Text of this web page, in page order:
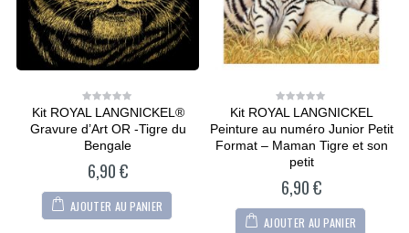
0
of
5
Kit ROYAL LANGNICKEL®
Gravure d’Art OR -Tigre du
Bengale
6,90€
AJOUTER AU PANIER
0
of
5
Kit ROYAL LANGNICKEL
Peinture au numéro Junior Petit
Format – Maman Tigre et son
petit
6,90€
AJOUTER AU PANIER